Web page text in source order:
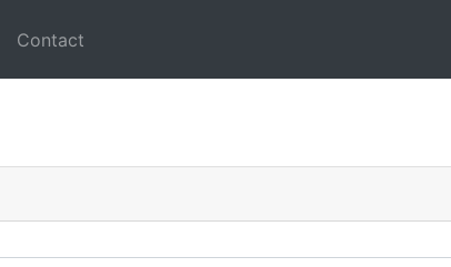
Contact